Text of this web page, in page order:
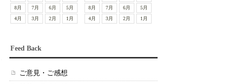
8月
7月 6月
5月
4月
3月 2月 1月
8月
7月 6月
5月
4月
3月 2月 1月
Feed Back
ご意見・ご感想